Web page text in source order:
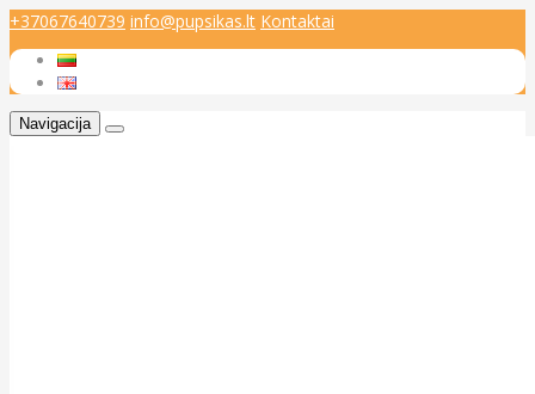
+37067640739 info@pupsikas.lt Kontaktai
Navigacija